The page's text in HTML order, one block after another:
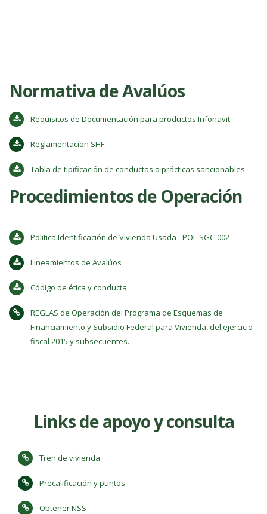
Normativa de Avalúos
Requisitos de Documentación para productos Infonavit
Reglamentacíon SHF
Tabla de tipificación de conductas o prácticas sancionables
Procedimientos de Operación
Politica Identificación de Vivienda Usada - POL-SGC-002
Lineamientos de Avalúos
Código de ética y conducta
REGLAS de Operación del Programa de Esquemas de
Financiamiento y Subsidio Federal para Vivienda, del ejercicio
fiscal 2015 y subsecuentes.
Links de apoyo y consulta
Tren de vivienda
Precalificación y puntos
Obtener NSS